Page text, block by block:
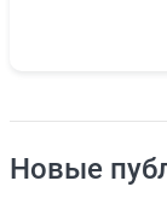
Новые